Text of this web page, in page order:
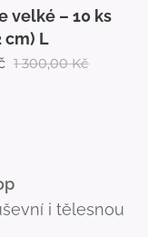
velké – 10 ks
cm) L
1 300,00Kč
i tělesnou